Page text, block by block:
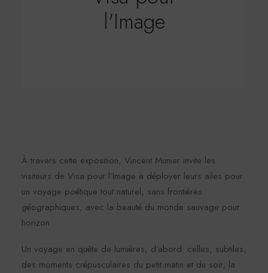
l'Image
À travers cette exposition, Vincent Munier invite les
visiteurs de Visa pour l’Image à déployer leurs ailes pour
un voyage poétique tout naturel, sans frontières
géographiques, avec la beauté du monde sauvage pour
horizon.
Un voyage en quête de lumières, d’abord: celles, subtiles,
des moments crépusculaires du petit matin et du soir; la